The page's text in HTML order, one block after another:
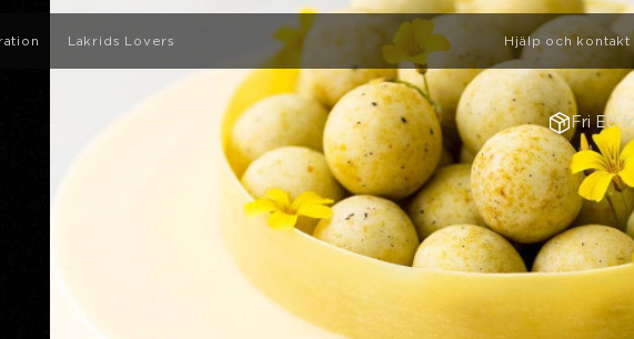
LÄS MER OM VÅR B-CORP-
BJÖRNBÄRSMUFFINS MED
Lakrids Lovers Hjälp och kontakt
Fri EU
Sökhistorik
Sökresultat